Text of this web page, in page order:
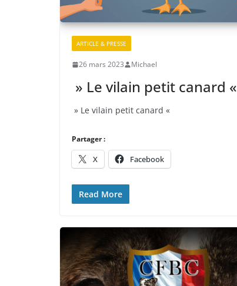
ARTICLE & PRESSE
26 mars 2023 Michael
» Le vilain petit canard «
» Le vilain petit canard «
Partager :
X Facebook
Read More